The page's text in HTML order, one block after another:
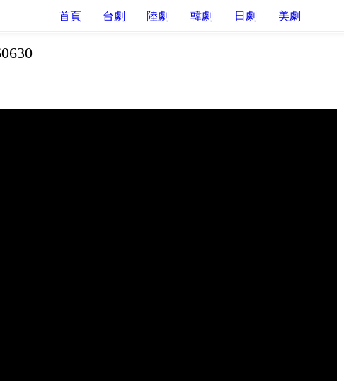
首頁 台劇 陸劇 韓劇 日劇 美劇